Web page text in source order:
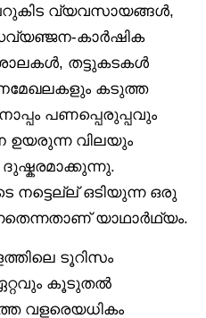
വ്യവസായങ്ങൾ,
കാർഷിക
തട്ടുകടകൾ
കടുത്ത
പണപ്പെരുപ്പവും
വിലയും
നട്ടെല്ല് ഒടിയുന്ന ഒരു
യാഥാർഥ്യം.
ടൂറിസം
കൂടുതൽ
വളരെയധികം